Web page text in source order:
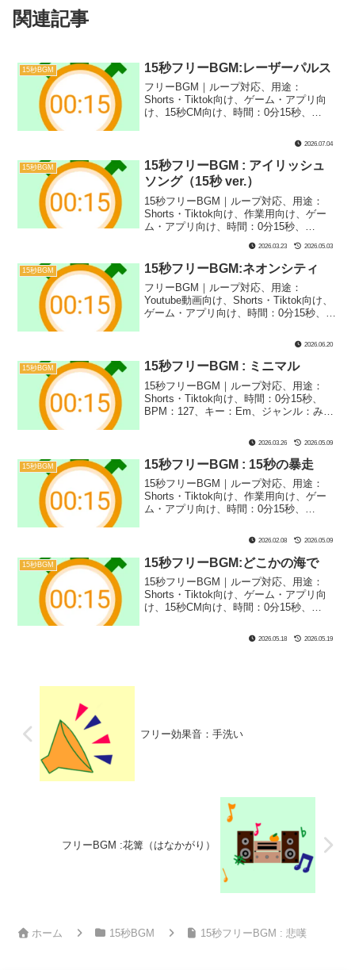
関連記事
15秒BGM 15秒フリーBGM:レーザーパルス
フリーBGM｜ループ対応、用途：
Shorts・Tiktok向け、ゲーム・アプリ向
け、15秒CM向け、時間：0分15秒、
らい、楽器：シンセサイザー｜15秒BGM
第59弾！レーザーバトルのような、近未
来・SFっぽい戦闘をイメージした1曲で
す！ゲーム実況やランクマッチなどにぴ
ったり！
2026.07.04
15秒BGM
15秒フリーBGM : アイリッシュ
ソング（15秒 ver.）
15秒フリーBGM｜ループ対応、用途：
Shorts・Tiktok向け、作業用向け、ゲー
ム・アプリ向け、時間：0分15秒、
ル：おしゃれ、あかるい、まほう、楽
器：ファンタジー｜15秒BGM第16弾！フ
ァンタジー系のゲーム実況などにぴった
りな明るいアイリッシュソングです！元
気でケルト系で自然と踊りだしちゃうよ
うな１曲に仕上げました！
2026.03.23 2026.05.03
15秒BGM 15秒フリーBGM:ネオンシティ
フリーBGM｜ループ対応、用途：
Youtube動画向け、Shorts・Tiktok向け、
ゲーム・アプリ向け、時間：0分15秒、
い、楽器：シンセサイザー｜15秒BGM第
56弾！気分の上がるフェス風の1曲です！
パーティーシーンやフェス・イベントの
場面にぴったり！
2026.06.20
15秒BGM 15秒フリーBGM : ミニマル
15秒フリーBGM｜ループ対応、用途：
Shorts・Tiktok向け、時間：0分15秒、
BPM：127、キー：Em、ジャンル：みら
18弾！Shorts動画などで何を合わせれば
いいか分からないときにおすすめの汎用
型ジングルです！シンプルなノコギリ波
とパルス波で仕上げました！
2026.03.26 2026.05.09
15秒BGM 15秒フリーBGM : 15秒の暴走
15秒フリーBGM｜ループ対応、用途：
Shorts・Tiktok向け、作業用向け、ゲー
ム・アプリ向け、時間：0分15秒、
るい、楽器：リリースカットピアノ｜15
秒BGM第３弾！ひたすらリリースカット
ピアノで暴走させてみました！緊迫シー
ンなどにぴったりです！
2026.02.08 2026.05.09
15秒BGM 15秒フリーBGM:どこかの海で
15秒フリーBGM｜ループ対応、用途：
Shorts・Tiktok向け、ゲーム・アプリ向
け、15秒CM向け、時間：0分15秒、
たり、まほう、楽器：ファンタジー｜15
秒BGM第49弾！どこかの海の幻想的なハ
2026.05.18 2026.05.19
フリー効果音：手洗い
フリーBGM :花篝（はなかがり）
ホーム 15秒BGM 15秒フリーBGM : 悲嘆